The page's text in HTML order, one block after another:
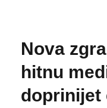
Nova
hitnu
doprinijet